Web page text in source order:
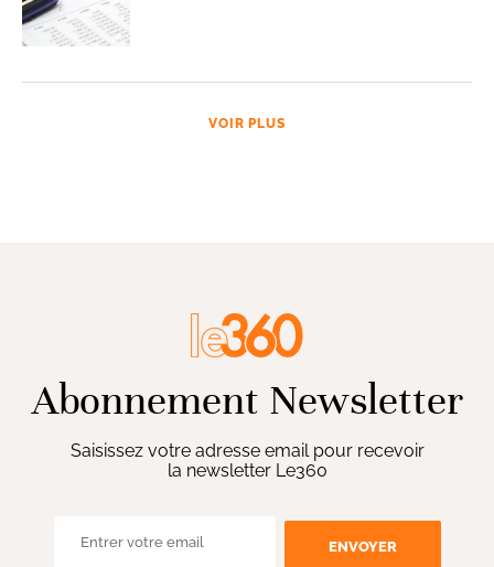
VOIR PLUS
Abonnement Newsletter
Saisissez votre adresse email pour recevoir
la newsletter Le360
ENVOYER